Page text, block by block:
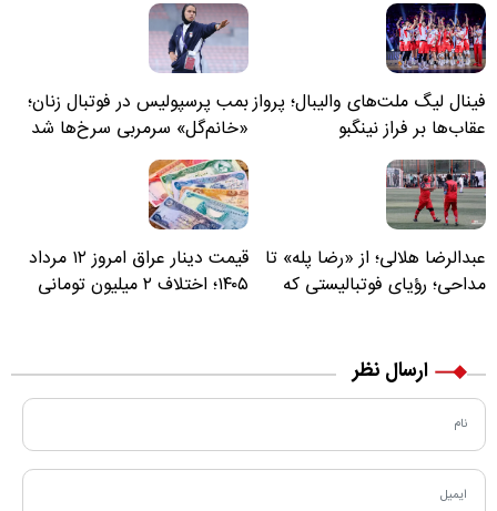
فینال لیگ ملت‌های والیبال؛ پرواز
عقاب‌ها بر فراز نینگبو
بمب پرسپولیس در فوتبال زنان؛
«خانم‌گل» سرمربی سرخ‌ها شد
عبدالرضا هلالی؛ از «رضا پله» تا
مداحی؛ رؤیای فوتبالیستی که
قیمت دینار عراق امروز ۱۲ مرداد
۱۴۰۵؛ اختلاف ۲ میلیون تومانی
ارسال نظر